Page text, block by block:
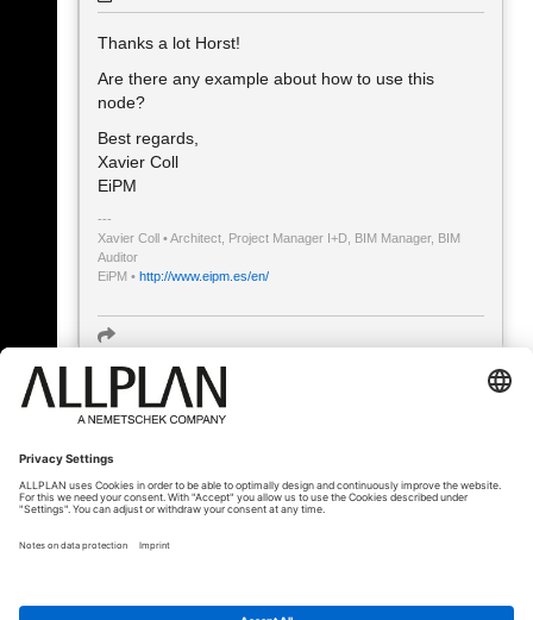
Thanks a lot Horst!
Are there any example about how to use this
node?
Best regards,
Xavier Coll
EiPM
Xavier Coll • Architect, Project Manager I+D, BIM Manager, BIM
Auditor
EiPM • http://www.eipm.es/en/
« Zurück